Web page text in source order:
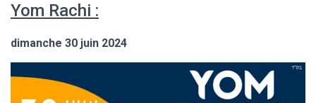
Yom Rachi :
dimanche 30 juin 2024